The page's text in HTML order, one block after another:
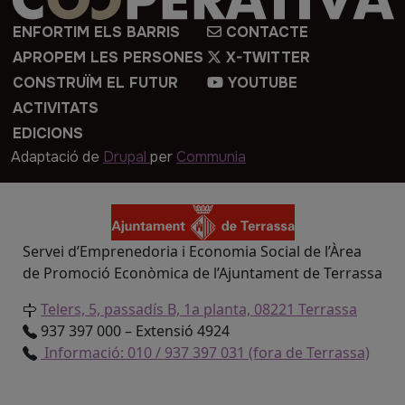
ENFORTIM ELS BARRIS
APROPEM LES PERSONES
CONSTRUÏM EL FUTUR
ACTIVITATS
EDICIONS
CONTACTE
X-TWITTER
YOUTUBE
Adaptació de Drupal per Communia
Servei d’Emprenedoria i Economia Social de l’Àrea
de Promoció Econòmica de l’Ajuntament de Terrassa
Telers, 5, passadís B, 1a planta, 08221 Terrassa
937 397 000 – Extensió 4924
Informació: 010 / 937 397 031 (fora de Terrassa)